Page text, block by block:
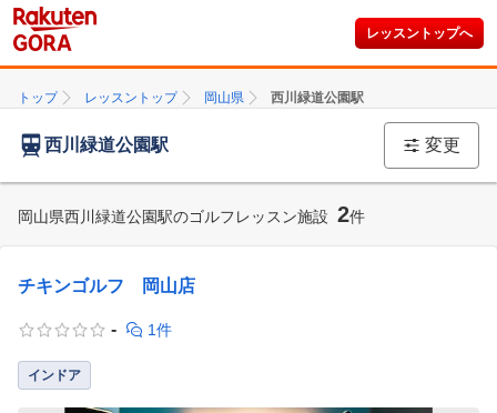
レッスントップへ
トップ レッスントップ 岡山県 西川緑道公園駅
西川緑道公園駅 変更
岡山県西川緑道公園駅のゴルフレッスン施設 2件
チキンゴルフ 岡山店
- 1件
インドア